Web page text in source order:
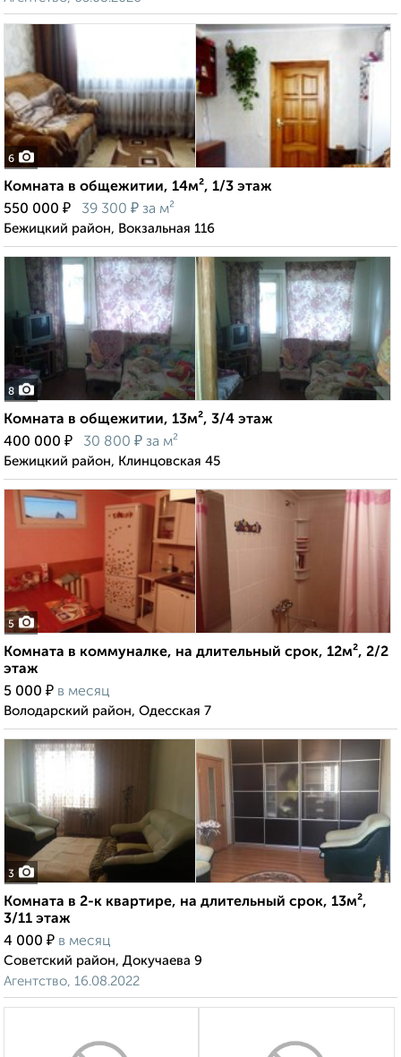
6
Комната в общежитии, 14м², 1/3 этаж
550 000 ₽ 39 300 ₽ за м²
Бежицкий район, Вокзальная 116
8
Комната в общежитии, 13м², 3/4 этаж
400 000 ₽ 30 800 ₽ за м²
Бежицкий район, Клинцовская 45
5
Комната в коммуналке, на длительный срок, 12м², 2/2
этаж
5 000 ₽ в месяц
Володарский район, Одесская 7
3
Комната в 2-к квартире, на длительный срок, 13м²,
3/11 этаж
4 000 ₽ в месяц
Советский район, Докучаева 9
Агентство, 16.08.2022